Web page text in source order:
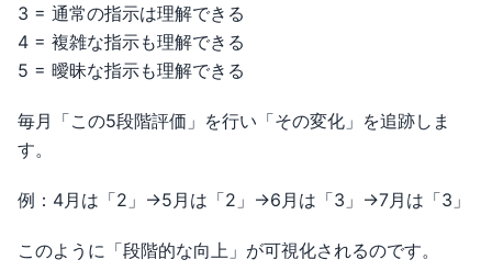
3 = 通常の指示は理解できる
4 = 複雑な指示も理解できる
5 = 曖昧な指示も理解できる
毎月「この5段階評価」を行い「その変化」を追跡しま
す。
例：4月は「2」→5月は「2」→6月は「3」→7月は「3」
このように「段階的な向上」が可視化されるのです。